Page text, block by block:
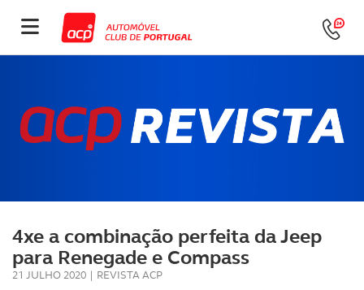
4xe a combinação perfeita da Jeep
para Renegade e Compass
21 JULHO 2020 | REVISTA ACP